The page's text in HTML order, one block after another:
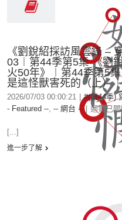
《劉銳紹採訪風雲錄 –
03︱第44季第5集 《劉
火50年》︱第44季第5
是這怪獸害死的（上）
2026/07/03 00:00:21 #(第44季)
- Featured --, -- 網台 -- 迴響已關
[...]
進一步了解